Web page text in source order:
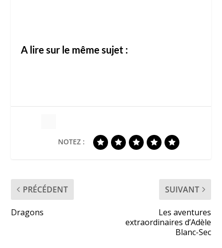
A lire sur le même sujet :
NOTEZ :
PRÉCÉDENT
Dragons
SUIVANT
Les aventures
extraordinaires d’Adèle
Blanc-Sec